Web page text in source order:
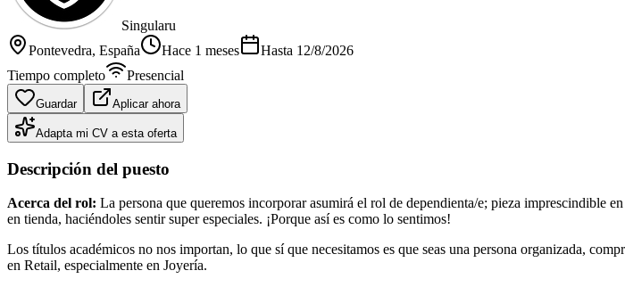
Singularu
Pontevedra, España Hace 1 meses Hasta 12/8/2026
Tiempo completo
Presencial
Guardar Aplicar ahora
Adapta mi CV a esta oferta
Descripción del puesto
Acerca del rol: La persona que queremos incorporar asumirá el rol de dependienta/e; pieza imprescindible
en tienda, haciéndoles sentir super especiales. ¡Porque así es como lo sentimos!
Los títulos académicos no nos importan, lo que sí que necesitamos es que seas una persona organizada,
en Retail, especialmente en Joyería.